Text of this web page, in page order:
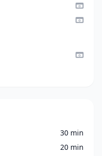
30 min
20 min